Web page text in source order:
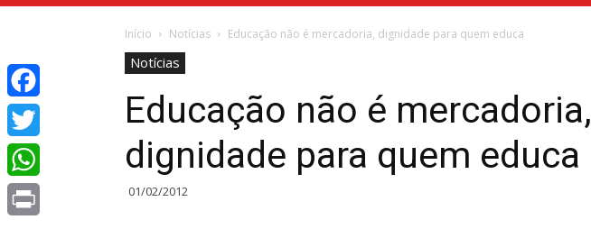
Início Notícias Educação não é mercadoria, dignidade para quem educa
Notícias
Educação não é mercadoria,
dignidade para quem educa
01/02/2012
Facebook
Twitter
WhatsApp